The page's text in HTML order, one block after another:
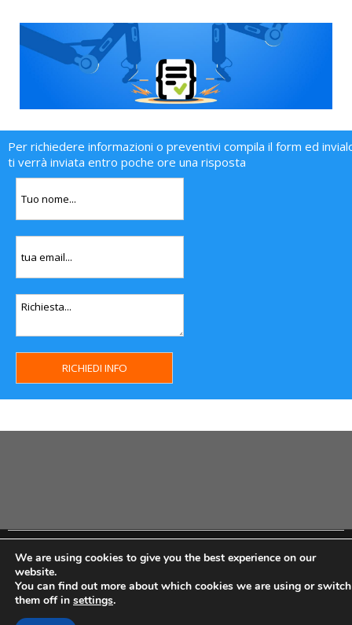
Per richiedere informazioni o preventivi compila il form ed
ti verrà inviata entro poche ore una risposta
Copyright MHWeb © 2018 - Privacy & GDPR - Cookie Policy -
We are using cookies to give you the best experience on our
website.
You can find out more about which cookies we are using or switch
them off in settings.